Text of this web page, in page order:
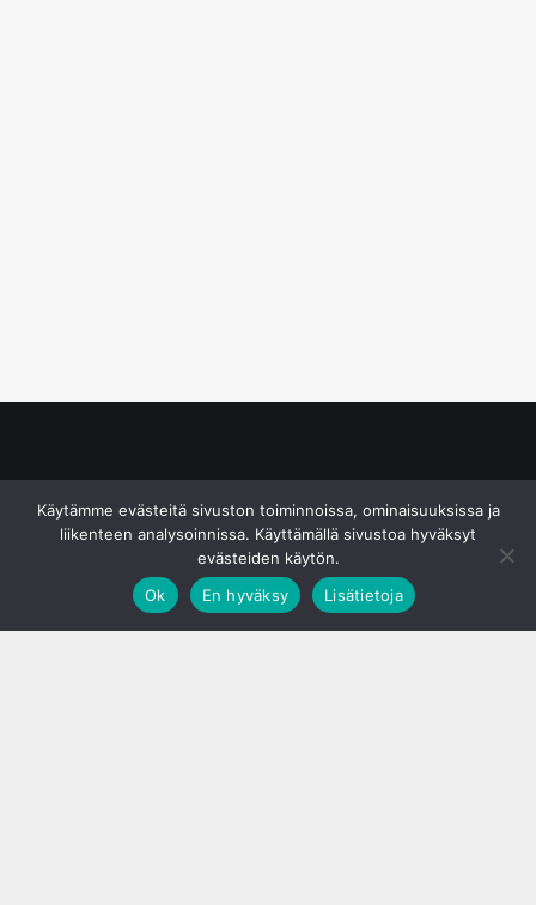
Käytämme evästeitä sivuston toiminnoissa, ominaisuuksissa ja
liikenteen analysoinnissa. Käyttämällä sivustoa hyväksyt
evästeiden käytön.
Ok
En hyväksy Lisätietoja